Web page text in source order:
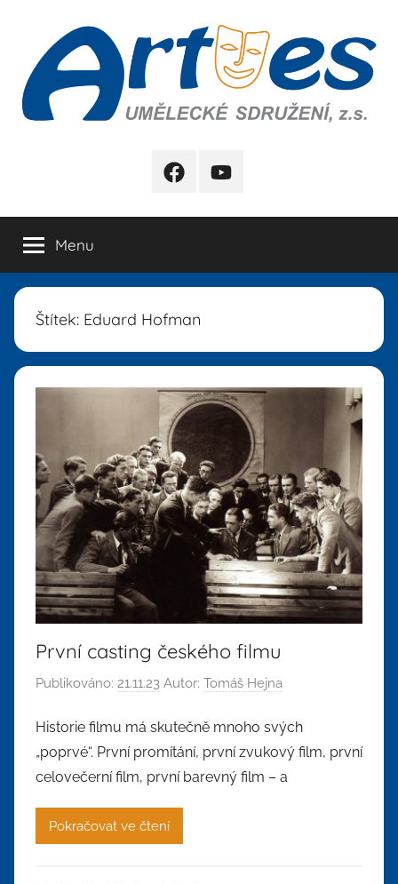
obsahu
FB YB
Menu
Štítek: Eduard Hofman
První casting českého filmu
Publikováno: 21.11.23 Autor: Tomáš Hejna
Historie filmu má skutečně mnoho svých
„poprvé“. První promítání, první zvukový film, první
celovečerní film, první barevný film – a
Pokračovat ve čtení